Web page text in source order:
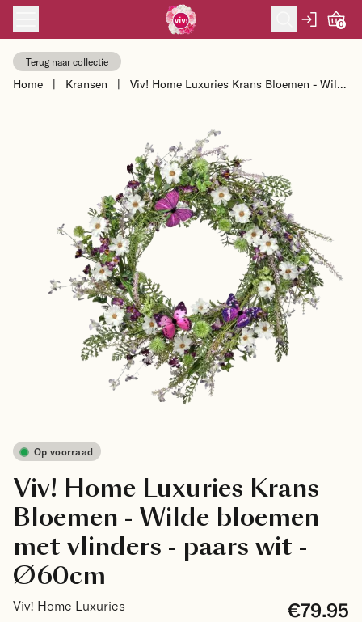
Skip to content
0
Terug naar collectie
Home | Kransen |
Viv! Home Luxuries Krans Bloemen - Wilde
Op voorraad
Viv! Home Luxuries Krans
Bloemen - Wilde bloemen
met vlinders - paars wit -
Ø60cm
Viv! Home Luxuries €79.95